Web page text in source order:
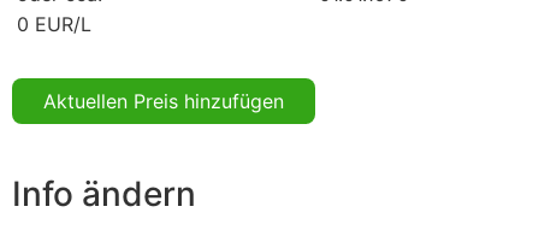
0 EUR/L
Aktuellen Preis hinzufügen
Info ändern